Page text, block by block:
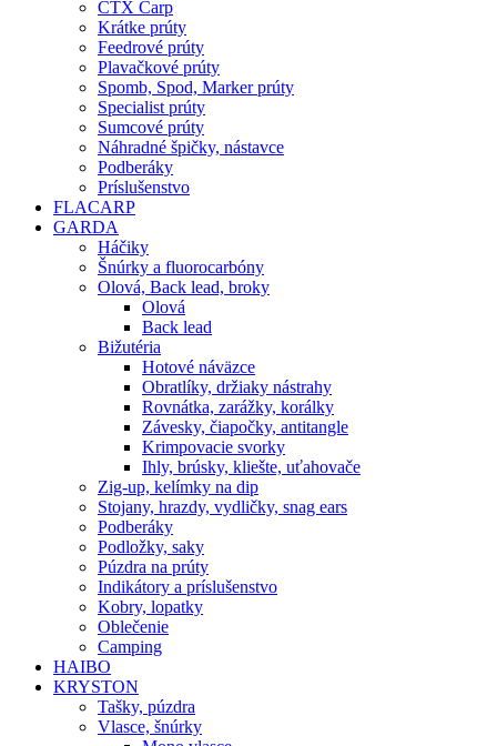
CTX Carp
Krátke prúty
Feedrové prúty
Plavačkové prúty
Spomb, Spod, Marker prúty
Specialist prúty
Sumcové prúty
Náhradné špičky, nástavce
Podberáky
Príslušenstvo
FLACARP
GARDA
Háčiky
Šnúrky a fluorocarbóny
Olová, Back lead, broky
Olová
Back lead
Bižutéria
Hotové náväzce
Obratlíky, držiaky nástrahy
Rovnátka, zarážky, korálky
Závesky, čiapočky, antitangle
Krimpovacie svorky
Ihly, brúsky, kliešte, uťahovače
Zig-up, kelímky na dip
Stojany, hrazdy, vydličky, snag ears
Podberáky
Podložky, saky
Púzdra na prúty
Indikátory a príslušenstvo
Kobry, lopatky
Oblečenie
Camping
HAIBO
KRYSTON
Tašky, púzdra
Vlasce, šnúrky